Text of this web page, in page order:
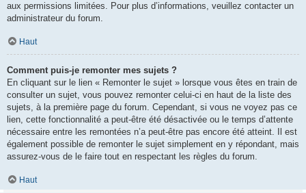
aux permissions limitées. Pour plus d’informations, veuillez contacter un
administrateur du forum.
Haut
Comment puis-je remonter mes sujets ?
En cliquant sur le lien « Remonter le sujet » lorsque vous êtes en train de
consulter un sujet, vous pouvez remonter celui-ci en haut de la liste des
sujets, à la première page du forum. Cependant, si vous ne voyez pas ce
lien, cette fonctionnalité a peut-être été désactivée ou le temps d’attente
nécessaire entre les remontées n’a peut-être pas encore été atteint. Il est
également possible de remonter le sujet simplement en y répondant, mais
assurez-vous de le faire tout en respectant les règles du forum.
Haut